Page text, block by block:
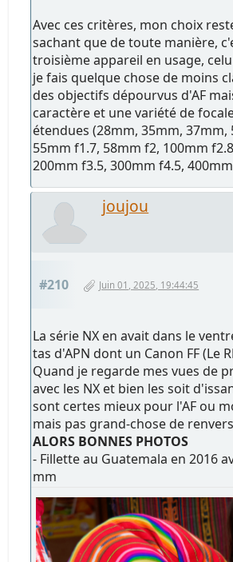
Avec ces critères, mon choix
sachant que de toute manière,
troisième appareil en usage,
je fais quelque chose de moins
des objectifs dépourvus d'AF
caractère et une variété de
étendues (28mm, 35mm, 37mm,
55mm f1.7, 58mm f2, 100mm
200mm f3.5, 300mm f4.5,
joujou
#210 Juin 01, 2025, 19:44:45
La série NX en avait dans le
tas d'APN dont un Canon FF (Le
Quand je regarde mes vues de
avec les NX et bien les soit
sont certes mieux pour l'AF ou
mais pas grand-chose de
ALORS BONNES PHOTOS
- Fillette au Guatemala en 2016
mm